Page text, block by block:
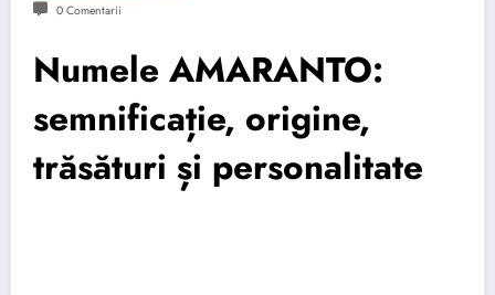
0 Comentarii
Numele AMARANTO:
semnificație, origine,
trăsături și personalitate